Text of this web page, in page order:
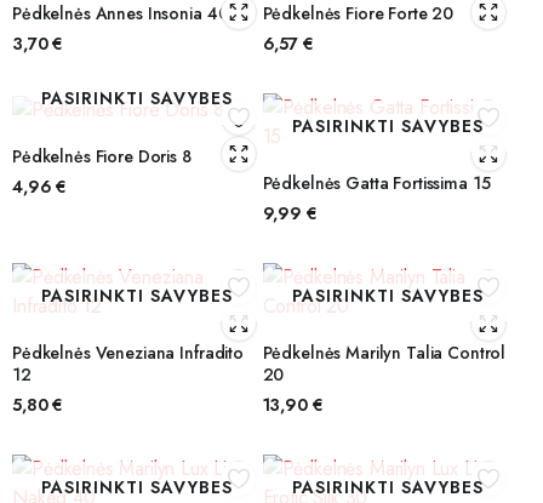
Pėdkelnės Annes Insonia 40
3,70€
Pėdkelnės Fiore Forte 20
6,57 €
PASIRINKTI SAVYBES
Pėdkelnės Fiore Doris 8
4,96€
PASIRINKTI SAVYBES
Pėdkelnės Gatta Fortissima 15
9,99 €
PASIRINKTI SAVYBES
Pėdkelnės Veneziana Infradito
12
5,80€
PASIRINKTI SAVYBES
Pėdkelnės Marilyn Talia Control
20
13,90 €
PASIRINKTI SAVYBES PASIRINKTI SAVYBES